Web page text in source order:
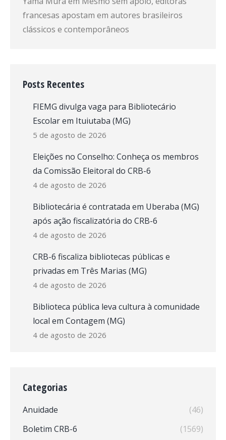
francesas apostam em autores brasileiros
clássicos e contemporâneos
Posts Recentes
FIEMG divulga vaga para Bibliotecário
Escolar em Ituiutaba (MG)
5 de agosto de 2026
Eleições no Conselho: Conheça os membros
da Comissão Eleitoral do CRB-6
4 de agosto de 2026
Bibliotecária é contratada em Uberaba (MG)
após ação fiscalizatória do CRB-6
4 de agosto de 2026
CRB-6 fiscaliza bibliotecas públicas e
privadas em Três Marias (MG)
4 de agosto de 2026
Biblioteca pública leva cultura à comunidade
local em Contagem (MG)
4 de agosto de 2026
Categorias
Anuidade
(46)
Boletim CRB-6
(1569)